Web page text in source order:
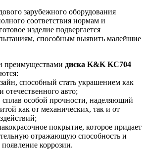
зарубежного оборудования
соответствия нормам и
изделие подвергается
способным выявить малейшие
диска K&K KC704
способный стать украшением как
отечественного авто;
особой прочности, наделяющий
как от механических, так и от
покрытие, которое придает
отражающую способность и
коррозии.